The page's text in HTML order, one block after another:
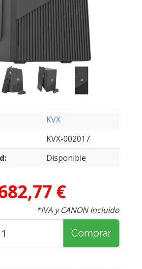
KVX
KVX-002017
Disponible
€
*IVA y CANON Incluido
Comprar